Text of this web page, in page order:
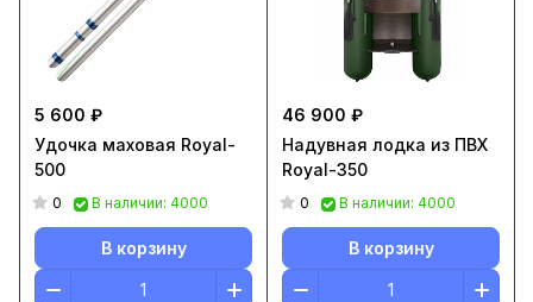
5 600 ₽
Удочка маховая Royal-
500
0 В наличии: 4000
В корзину
46 900 ₽
Надувная лодка из ПВХ
Royal-350
0 В наличии: 4000
В корзину